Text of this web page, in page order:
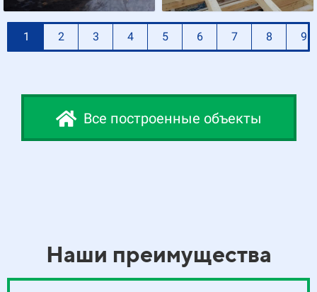
1 2 3 4 5 6 7 8 9
Все построенные объекты
Наши преимущества